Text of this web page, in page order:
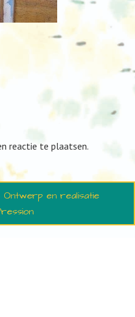
reactie te plaatsen.
Ontwerp en realisatie